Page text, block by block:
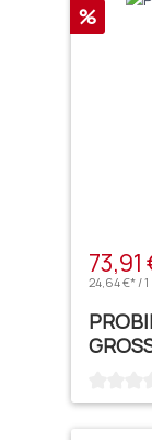
Rabatt
%
73,91
24,64 €* /